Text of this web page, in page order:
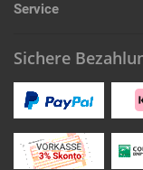
Service
Sichere